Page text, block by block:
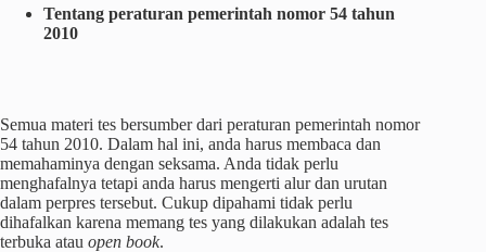
Tentang peraturan pemerintah nomor 54 tahun
2010
Semua materi tes bersumber dari peraturan pemerintah nomor
54 tahun 2010. Dalam hal ini, anda harus membaca dan
memahaminya dengan seksama. Anda tidak perlu
menghafalnya tetapi anda harus mengerti alur dan urutan
dalam perpres tersebut. Cukup dipahami tidak perlu
dihafalkan karena memang tes yang dilakukan adalah tes
terbuka atau open book.